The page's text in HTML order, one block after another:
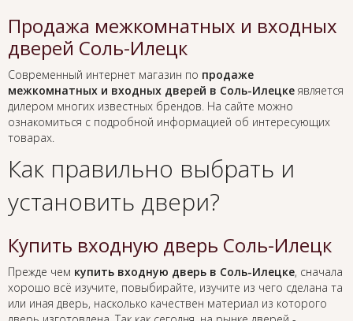
Продажа межкомнатных и входных
дверей Соль-Илецк
Современный интернет магазин по продаже
межкомнатных и входных дверей в Соль-Илецке является
дилером многих известных брендов. На сайте можно
ознакомиться с подробной информацией об интересующих
товарах.
Как правильно выбрать и
установить двери?
Купить входную дверь Соль-Илецк
Прежде чем купить входную дверь в Соль-Илецке, сначала
хорошо всё изучите, повыбирайте, изучите из чего сделана та
или иная дверь, насколько качествен материал из которого